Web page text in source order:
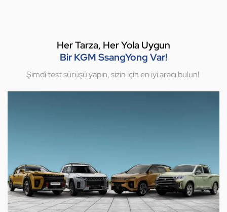
Her Tarza, Her Yola Uygun
Bir KGM SsangYong Var!
Şimdi test sürüşü yapın, sizin için en iyi aracı bulun!